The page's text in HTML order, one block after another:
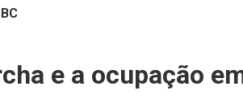
e a ocupação